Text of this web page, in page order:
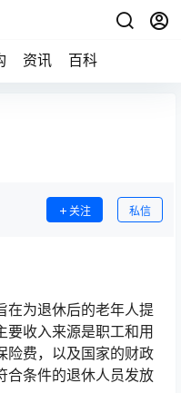
资讯 百科
关注 私信
在为退休后的老年人提
要收入来源是职工和用
险费，以及国家的财政
合条件的退休人员发放